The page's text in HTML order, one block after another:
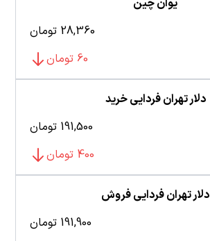
28,360 تومان
60 تومان
دلار تهران فردایی خرید
191,500 تومان
400 تومان
دلار تهران فردایی فروش
191,900 تومان